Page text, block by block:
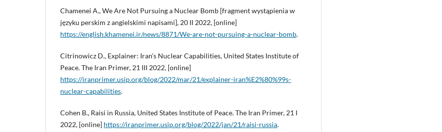
Chamenei A., We Are Not Pursuing a Nuclear Bomb [fragment wystąpienia w
języku perskim z angielskimi napisami], 20 II 2022, [online]
https://english.khamenei.ir/news/8871/We-are-not-pursuing-a-nuclear-bomb.
Citrinowicz D., Explainer: Iran’s Nuclear Capabilities, United States Institute of
Peace. The Iran Primer, 21 III 2022, [online]
https://iranprimer.usip.org/blog/2022/mar/21/explainer-iran%E2%80%99s-
nuclear-capabilities.
Cohen B., Raisi in Russia, United States Institute of Peace. The Iran Primer, 21 I
2022, [online] https://iranprimer.usip.org/blog/2022/jan/21/raisi-russia.